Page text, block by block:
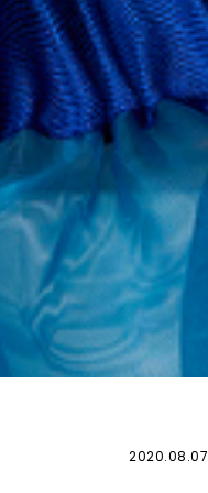
2020.08.07